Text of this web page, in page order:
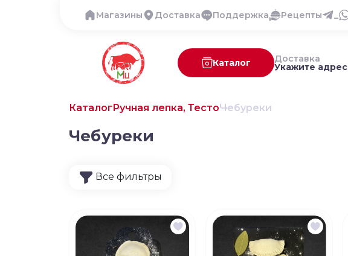
Магазины Доставка Поддержка Рецепты _
Каталог Доставка
Укажите адрес
КаталогРучная лепка, ТестоЧебуреки
Чебуреки
Все фильтры